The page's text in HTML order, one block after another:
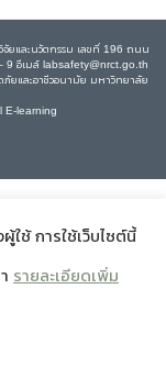
จัยและนวัตกรรม เลขที่ 196 ถนน
9 อีเมล์ labsafety@nrct.go.th
ยและอาชีวอนามัย มหาวิทยาลัย
E-learning
ใช้ การใช้เว็บไซต์นี้
รายละเอียดเพิ่ม